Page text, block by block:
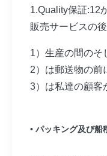
1.Quality保証:12
販売サービスの
1）生産の間のそ
2）は郵送物の前
3）は私達の顧客
• パッキング及び船